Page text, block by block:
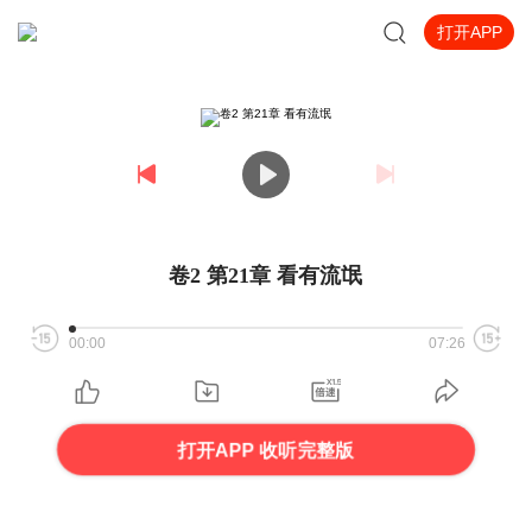
打开APP
卷2 第21章 看有流氓
00:00 07:26
打开APP 收听完整版